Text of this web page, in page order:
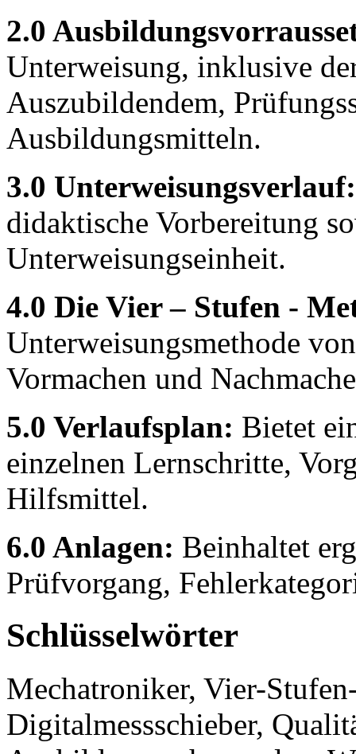
2.0
Unterweisung, inklusive
Auszubildendem,
Ausbildungsmitteln.
3.0 Unterweisungsverlauf:
didaktische Vorbereitung
Unterweisungseinheit.
4.0 Die Vier – Stufen -
Unterweisungsmethode
Vormachen und
5.0 Verlaufsplan: Bietet
einzelnen Lernschritte,
Hilfsmittel.
6.0 Anlagen: Beinhaltet
Prüfvorgang,
Schlüsselwörter
Mechatroniker, Vier-
Digitalmessschieber,